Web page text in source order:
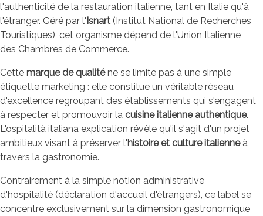
l'authenticité de la restauration italienne, tant en Italie qu'à
l'étranger. Géré par l'Isnart (Institut National de Recherches
Touristiques), cet organisme dépend de l'Union Italienne
des Chambres de Commerce.
Cette marque de qualiténe se limite pas à une simple
étiquette marketing : elle constitue un véritable réseau
d'excellence regroupant des établissements qui s'engagent
à respecter et promouvoir la cuisine italienne authentique.
L'ospitalità italiana explication révèle qu'il s'agit d'un projet
ambitieux visant à préserver l'histoire et culture italienneà
travers la gastronomie.
Contrairement à la simple notion administrative
d'hospitalité (déclaration d'accueil d'étrangers), ce label se
concentre exclusivement sur la dimension gastronomique